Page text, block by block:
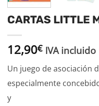
CARTAS LITTLE
12,90€ IVA incluido
Un juego de asociación
especialmente
y